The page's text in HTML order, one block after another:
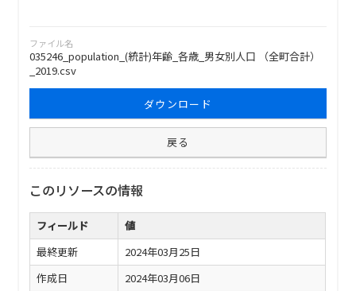
ファイル名
035246_population_(統計)年齢_各歳_男女別人口 （全町合計）
_2019.csv
ダウンロード
戻る
このリソースの情報
フィールド
値
最終更新
2024年03月25日
作成日
2024年03月06日